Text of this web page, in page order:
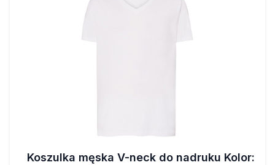
Koszulka męska V-neck do nadruku Kolor: